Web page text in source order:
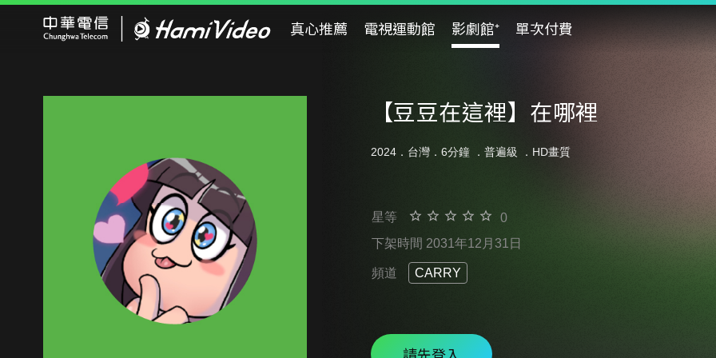
真心推薦 電視運動館 影劇館⁺ 單次付費
【豆豆在這裡】在哪裡
2024．台灣．6分鐘 ． 普遍級 ．HD畫質
星等
0
下架時間 2031年12月31日
頻道 CARRY